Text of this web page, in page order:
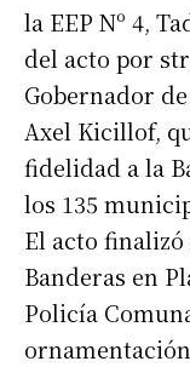
la EEP Nº 4,
del acto por
Gobernador
Axel Kicillof,
fidelidad a la
los 135
El acto finalizó
Banderas en
Policía